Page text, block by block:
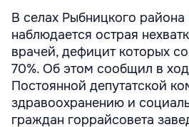
В селах Рыбницкого
наблюдается острая
врачей, дефицит которых
70%. Об этом сообщил в
Постоянной депутатской
здравоохранению и
граждан горрайсовета